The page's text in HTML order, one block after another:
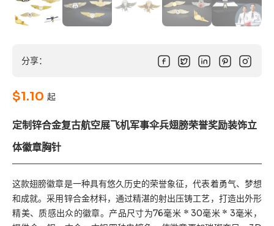
分享：
$1.10 起
定制锌合金复古航空展飞机军事伞兵翅膀荣誉奖励装饰立
体徽章胸针
这款翅膀徽章是一种具有悠久历史的荣誉象征，代表着勇气、梦想
和成就。采用锌合金材料，通过精湛的射出压铸工艺，打造出外形
精美、质感出众的徽章。产品尺寸为76毫米 * 30毫米 * 3毫米，